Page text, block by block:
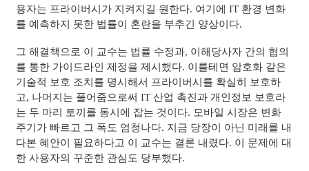
용자는 프라이버시가 지켜지길 원한다. 여기에 IT 환경 변화
를 예측하지 못한 법률이 혼란을 부추긴 양상이다.
그 해결책으로 이 교수는 법률 수정과, 이해당사자 간의 협의
를 통한 가이드라인 제정을 제시했다. 이를테면 암호화 같은
기술적 보호 조치를 명시해서 프라이버시를 확실히 보호하
고, 나머지는 풀어줌으로써 IT 산업 촉진과 개인정보 보호라
는 두 마리 토끼를 동시에 잡는 것이다. 모바일 시장은 변화
주기가 빠르고 그 폭도 엄청나다. 지금 당장이 아닌 미래를 내
다본 혜안이 필요하다고 이 교수는 결론 내렸다. 이 문제에 대
한 사용자의 꾸준한 관심도 당부했다.